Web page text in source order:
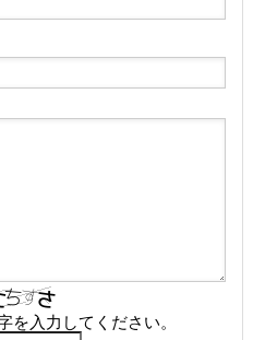
を入力してください。